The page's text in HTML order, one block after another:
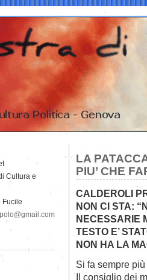
LA
PIU’ CHE
CALDEROLI
NON CI STA:
NECESSARIE
TESTO E’
NON HA LA
Si fa sempre
Il consiglio dei
Cultura e
Fucile